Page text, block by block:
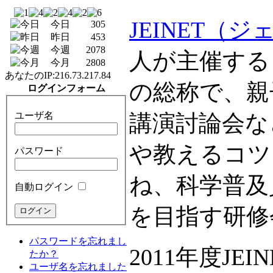
今日
305
昨日
453
今週
2078
今月
2808
あなたのIP:216.73.217.84
ログインフォーム
ユーザ名
パスワード
自動ログイン
パスワードを忘れまし
たか？
ユーザ名を忘れました
JEINET（ジ
人が主催す
の総称で、
講演討論会
や教えるコ
ね、科学普
を目指す研
2011年度